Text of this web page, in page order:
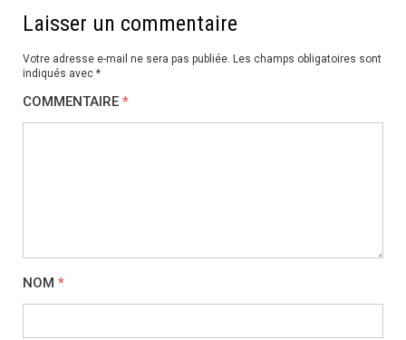
Laisser un commentaire
Votre adresse e-mail ne sera pas publiée. Les champs obligatoires sont
indiqués avec *
COMMENTAIRE *
NOM *